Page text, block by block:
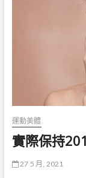
運動美體
實際保持
27 5 月, 2021